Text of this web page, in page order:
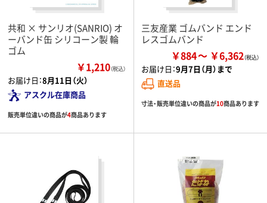
共和 × サンリオ(SANRIO) オ
ーバンド缶 シリコーン製 輪
ゴム
￥1,210（税込）
お届け日：8月11日（火）
アスクル在庫商品
販売単位違いの商品が4商品あります
三友産業 ゴムバンド エンド
レスゴムバンド
￥884 ￥6,362
お届け日：9月7日（月）まで
直送品
寸法・販売単位違いの商品が10商品あります